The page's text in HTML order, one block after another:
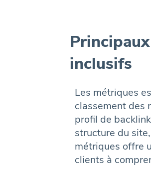
inclusifs
Les métriques
classement des
profil de
structure du
métriques offre
clients à